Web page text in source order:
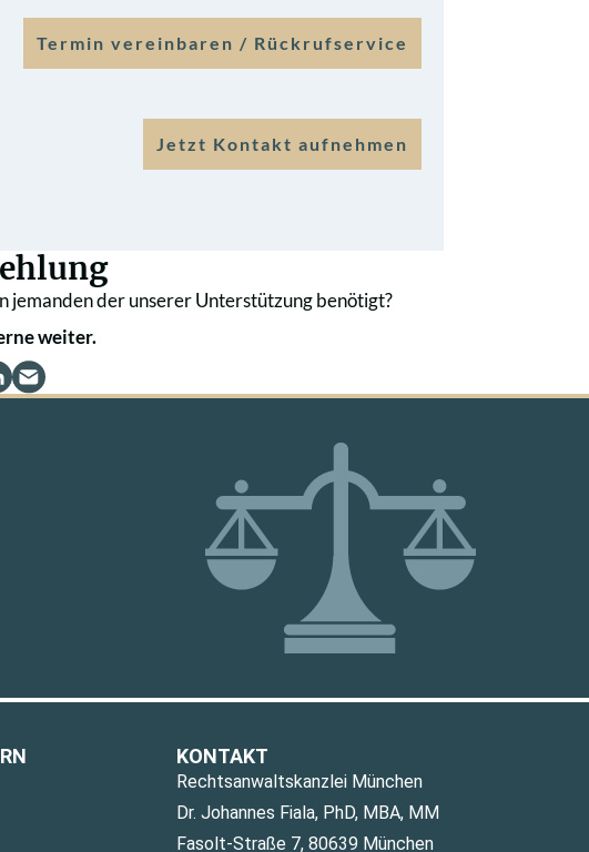
Termin vereinbaren / Rückrufservice
Jetzt Kontakt aufnehmen
jemanden der unserer Unterstützung benötigt?
weiter.
KONTAKT
Rechtsanwaltskanzlei München
Dr. Johannes Fiala, PhD, MBA, MM
Fasolt-Straße 7, 80639 München